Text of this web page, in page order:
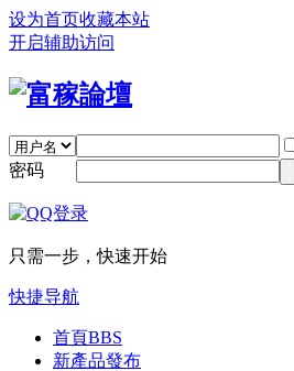
设为首页收藏本站
开启辅助访问
密码
只需一步，快速开始
快捷导航
首頁BBS
新產品發布